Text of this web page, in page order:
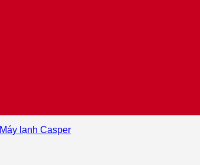
Máy lạnh Casper